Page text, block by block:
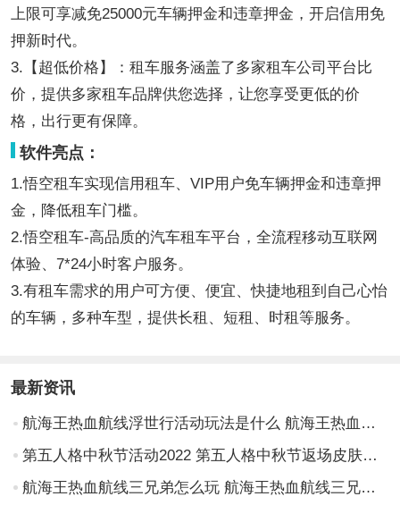
上限可享减免25000元车辆押金和违章押金，开启信用免
押新时代。
3.【超低价格】：租车服务涵盖了多家租车公司平台比
价，提供多家租车品牌供您选择，让您享受更低的价
格，出行更有保障。
软件亮点：
1.悟空租车实现信用租车、VIP用户免车辆押金和违章押
金，降低租车门槛。
2.悟空租车-高品质的汽车租车平台，全流程移动互联网
体验、7*24小时客户服务。
3.有租车需求的用户可方便、便宜、快捷地租到自己心怡
的车辆，多种车型，提供长租、短租、时租等服务。
最新资讯
航海王热血航线浮世行活动玩法是什么 航海王热血航线浮世行活动介绍
第五人格中秋节活动2022 第五人格中秋节返场皮肤是什么
航海王热血航线三兄弟怎么玩 航海王热血航线三兄弟实战技巧攻略